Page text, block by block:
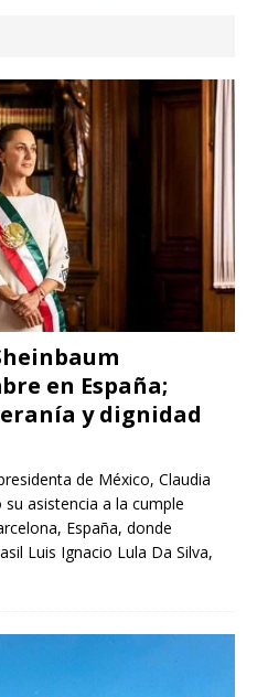
en España;
y dignidad
de México, Claudia
asistencia a la cumple
España, donde
Luis Ignacio Lula Da Silva,